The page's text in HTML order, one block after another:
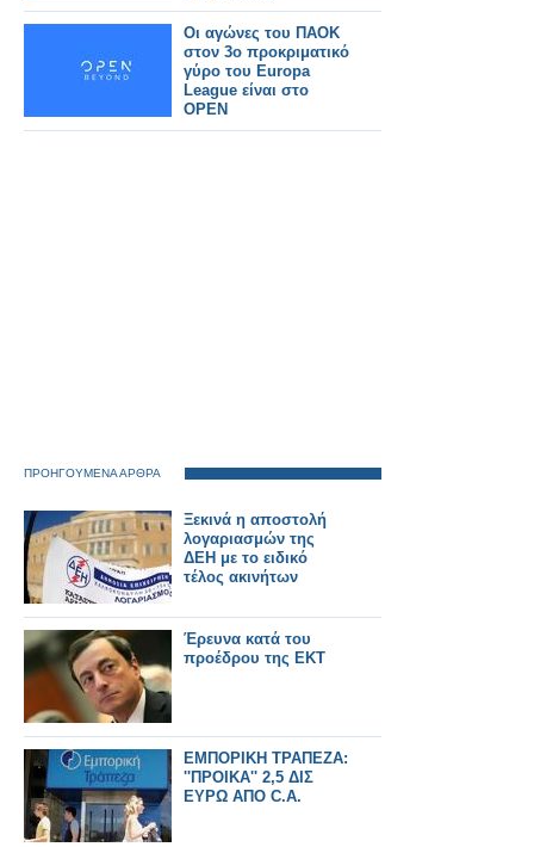
Οι αγώνες του ΠΑΟΚ
στον 3ο προκριματικό
γύρο του Europa
League είναι στο
OPEN
ΠΡΟΗΓΟΥΜΕΝΑ ΑΡΘΡΑ
Ξεκινά η αποστολή
λογαριασμών της
ΔΕΗ με το ειδικό
τέλος ακινήτων
Έρευνα κατά του
προέδρου της ΕΚΤ
ΕΜΠΟΡΙΚΗ ΤΡΑΠΕΖΑ:
''ΠΡΟΙΚΑ'' 2,5 ΔΙΣ
ΕΥΡΩ ΑΠΟ C.A.